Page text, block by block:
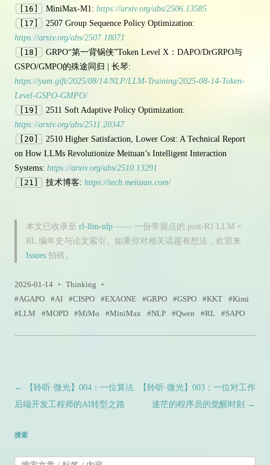
[16]
MiniMax-M1: https://arxiv.org/abs/2506.13585
[17]
2507 Group Sequence Policy Optimization:
https://arxiv.org/abs/2507.18071
[18]
GRPO“第一背锅侠”Token Level X：DAPO/DrGRPO与
GSPO/GMPO的殊途同归 | 长琴:
https://yam.gift/2025/08/14/NLP/LLM-Training/2025-08-14-Token-
Level-GSPO-GMPO/
[19]
2511 Soft Adaptive Policy Optimization:
https://arxiv.org/abs/2511.20347
[20]
2510 Higher Satisfaction, Lower Cost: A Technical Report
on How LLMs Revolutionize Meituan’s Intelligent Interaction
Systems: https://arxiv.org/abs/2510.13291
[21]
技术博客: https://tech.meituan.com/
本文已收录至 rl-llm-nlp —— 一份带观点的 post-R1 LLM ×
RL 编年史与论文索引。如果你对相关话题有想法，欢迎来
Issues 拍砖。
2026-01-14 • Thinking •
AGAPO
AI CISPO EXAONE GRPO GSPO KKT
Kimi
LLM
MOPD MiMo MiniMax NLP Qwen RL SAPO
文章导航
←
【聆听·微光】004：一位算法
后端开发工程师的AI转型之路
【聆听·微光】003：一位对工作
迷茫的程序员的觉醒时刻
→
搜索